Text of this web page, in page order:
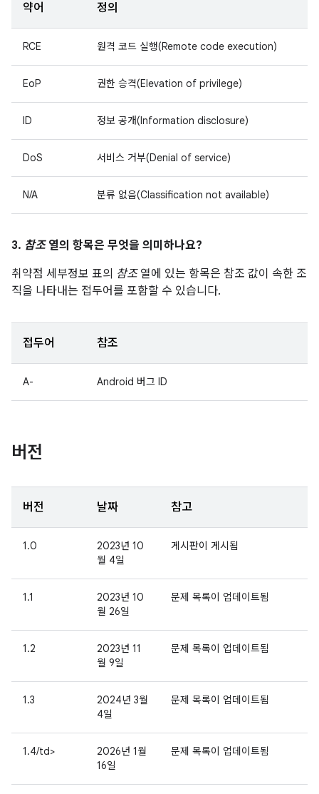
약어 정의
RCE 원격 코드 실행(Remote code execution)
EoP 권한 승격(Elevation of privilege)
ID 정보 공개(Information disclosure)
DoS 서비스 거부(Denial of service)
N/A 분류 없음(Classification not available)
3. 참조열의 항목은 무엇을 의미하나요?
취약점 세부정보 표의 참조열에 있는 항목은 참조 값이 속한 조
직을 나타내는 접두어를 포함할 수 있습니다.
접두어 참조
A- Android 버그 ID
버전
버전 날짜 참고
1.0
2023년 10
월 4일
게시판이 게시됨
1.1
2023년 10
월 26일
문제 목록이 업데이트됨
1.2
2023년 11
월 9일
문제 목록이 업데이트됨
1.3
2024년 3월
4일
문제 목록이 업데이트됨
1.4/td>
2026년 1월
16일
문제 목록이 업데이트됨